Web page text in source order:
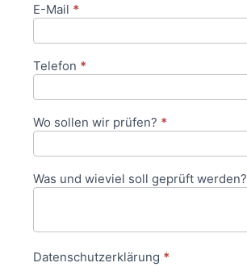
E-Mail *
Telefon *
Wo sollen wir prüfen? *
Was und wieviel soll geprüft werden?
Datenschutzerklärung *